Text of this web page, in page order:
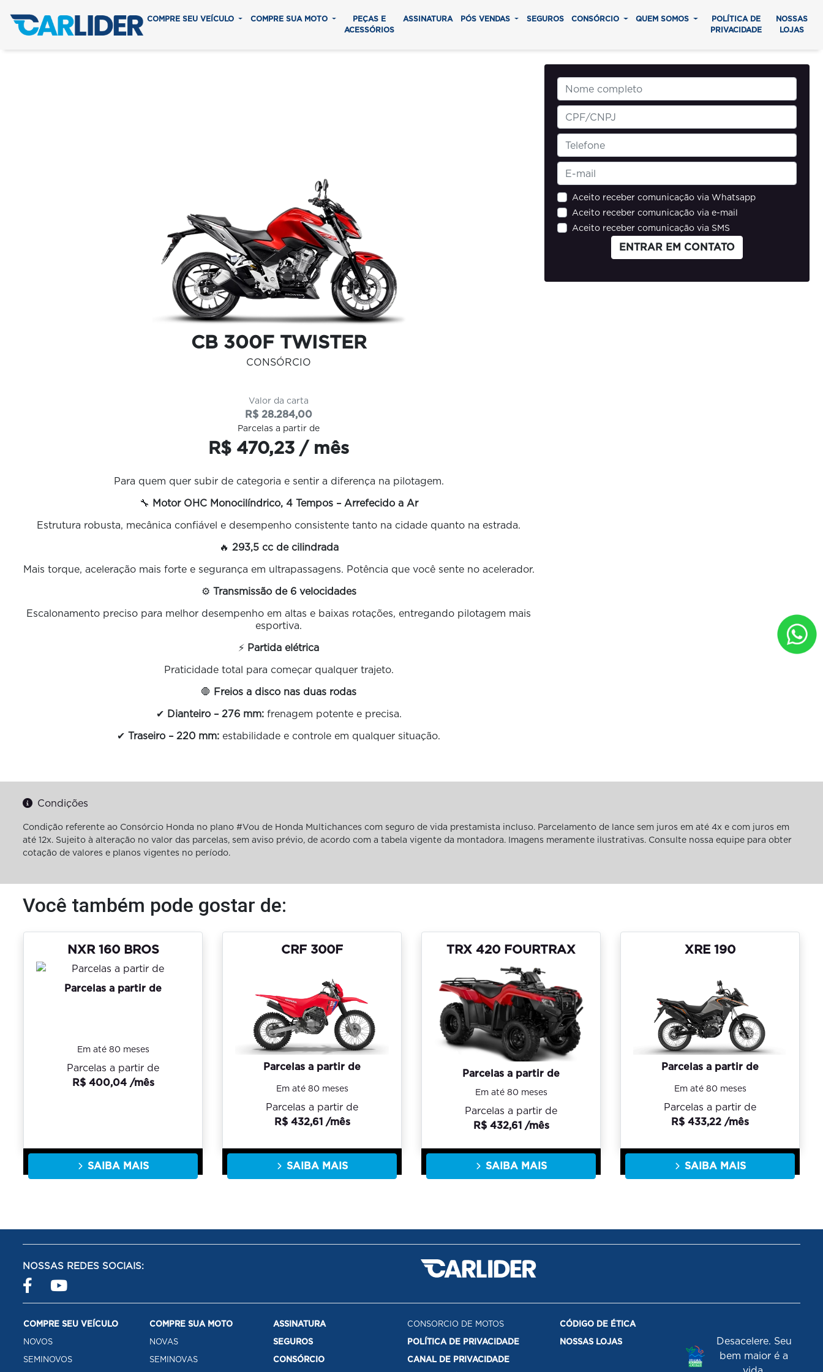
COMPRE SEU VEÍCULO COMPRE SUA MOTO
PEÇAS E
ACESSÓRIOS
ASSINATURA PÓS VENDAS SEGUROS CONSÓRCIO QUEM SOMOS
POLÍTICA DE
PRIVACIDADE
NOSSAS
LOJAS
CB 300F TWISTER
CONSÓRCIO
Valor da carta
R$ 28.284,00
Parcelas a partir de
R$ 470,23 / mês
Para quem quer subir de categoria e sentir a diferença na pilotagem.
🔧 Motor OHC Monocilíndrico, 4 Tempos – Arrefecido a Ar
Estrutura robusta, mecânica confiável e desempenho consistente tanto na cidade quanto na estrada.
🔥 293,5 cc de cilindrada
Mais torque, aceleração mais forte e segurança em ultrapassagens. Potência que você sente no acelerador.
⚙️ Transmissão de 6 velocidades
Escalonamento preciso para melhor desempenho em altas e baixas rotações, entregando pilotagem mais
esportiva.
⚡ Partida elétrica
Praticidade total para começar qualquer trajeto.
🛑 Freios a disco nas duas rodas
✔ Dianteiro – 276 mm:frenagem potente e precisa.
✔Traseiro – 220 mm: estabilidade e controle em qualquer situação.
Aceito receber comunicação via Whatsapp
Aceito receber comunicação via e-mail
Aceito receber comunicação via SMS
ENTRAR EM CONTATO
Condições
Condição referente ao Consórcio Honda no plano #Vou de Honda Multichances com seguro de vida prestamista incluso. Parcelamento de lance sem juros em até 4x e com juros em
até 12x. Sujeito à alteração no valor das parcelas, sem aviso prévio, de acordo com a tabela vigente da montadora. Imagens meramente ilustrativas. Consulte nossa equipe para obter
cotação de valores e planos vigentes no período.
Você também pode gostar de:
NXR 160 BROS
Parcelas a partir de
Em até 80 meses
Parcelas a partir de
R$ 400,04 /mês
SAIBA MAIS
CRF 300F
Parcelas a partir de
Em até 80 meses
Parcelas a partir de
R$ 432,61 /mês
SAIBA MAIS
TRX 420 FOURTRAX
Parcelas a partir de
Em até 80 meses
Parcelas a partir de
R$ 432,61 /mês
SAIBA MAIS
XRE 190
Parcelas a partir de
Em até 80 meses
Parcelas a partir de
R$ 433,22 /mês
SAIBA MAIS
NOSSAS REDES SOCIAIS:
COMPRE SEU VEÍCULO
NOVOS
SEMINOVOS
COMPRE SUA MOTO
NOVAS
SEMINOVAS
ASSINATURA
SEGUROS
CONSÓRCIO
CONSORCIO DE MOTOS
POLÍTICA DE PRIVACIDADE
CANAL DE PRIVACIDADE
CÓDIGO DE ÉTICA
NOSSAS LOJAS
Desacelere. Seu
bem maior é a